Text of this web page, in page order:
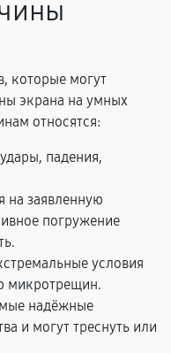
которые могут
экрана на умных
относятся:
падения,
на заявленную
погружение
условия
микротрещин.
надёжные
и могут треснуть или